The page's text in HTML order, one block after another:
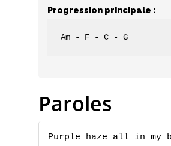
Progression principale :
Am - F - C - G
Paroles
Purple haze all in my